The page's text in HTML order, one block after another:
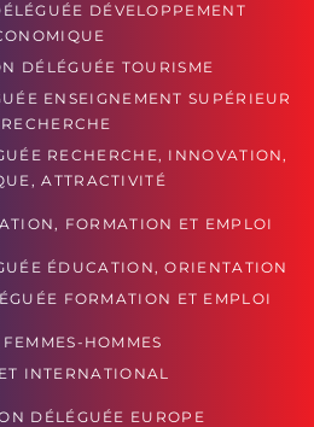
DÉVELOPPEMENT
DÉLÉGUÉE TOURISME
ENSEIGNEMENT SUPÉRIEUR
RECHERCHE, INNOVATION,
ATTRACTIVITÉ
FORMATION ET EMPLOI
ÉDUCATION, ORIENTATION
FORMATION ET EMPLOI
HOMMES
INTERNATIONAL
DÉLÉGUÉE EUROPE